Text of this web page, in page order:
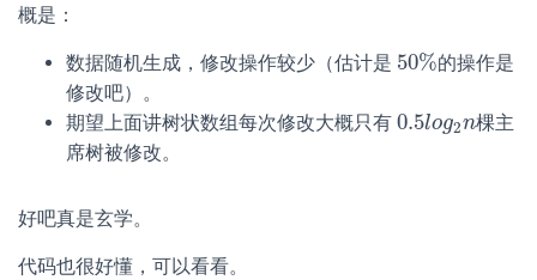
概是：
数据随机生成，修改操作较少（估计是 50%
50%的操作是
修改吧）。
期望上面讲树状数组每次修改大概只有 0.5log2n
0.5log2n棵主
席树被修改。
好吧真是玄学。
代码也很好懂，可以看看。